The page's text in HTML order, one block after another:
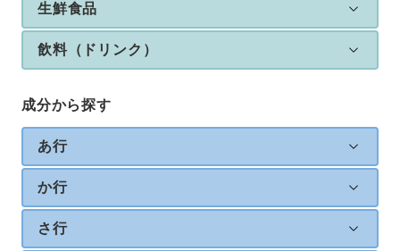
生鮮食品
飲料（ドリンク）
成分から探す
あ行
か行
さ行